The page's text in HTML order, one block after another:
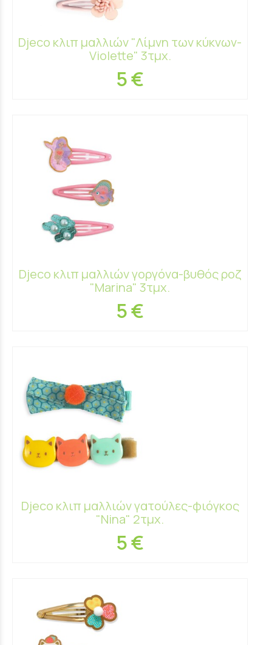
Djeco κλιπ μαλλιών "Λίμνη των κύκνων-
Violette" 3τμχ.
5 €
Djeco κλιπ μαλλιών γοργόνα-βυθός ροζ
"Marina" 3τμχ.
5 €
Djeco κλιπ μαλλιών γατούλες-φιόγκος
"Nina" 2τμχ.
5 €